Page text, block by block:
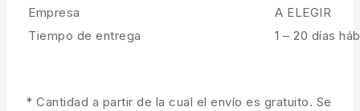
Empresa
A ELEGIR
Tiempo de entrega
1 – 20 días
* Cantidad a partir de la cual el envío es gratuito. Se